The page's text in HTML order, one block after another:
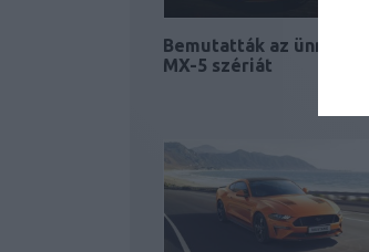
Bemutatták az ünnepi
MX-5 szériát